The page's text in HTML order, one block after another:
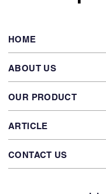
HOME
ABOUT US
OUR PRODUCT
ARTICLE
CONTACT US